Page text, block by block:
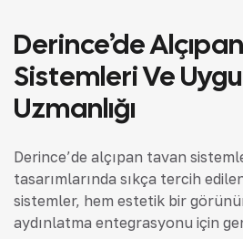
Derince’de
Sistemleri Ve
Uzmanlığı
Derince’de alçıpan tavan
tasarımlarında sıkça tercih
sistemler, hem estetik bir
aydınlatma entegrasyonu için